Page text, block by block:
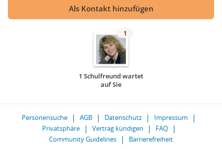
Als Kontakt hinzufügen
1
1 Schulfreund wartet
auf Sie
Personensuche AGB Datenschutz
Impressum
Privatsphäre
Vertrag kündigen
FAQ
Community Guidelines
Barrierefreiheit